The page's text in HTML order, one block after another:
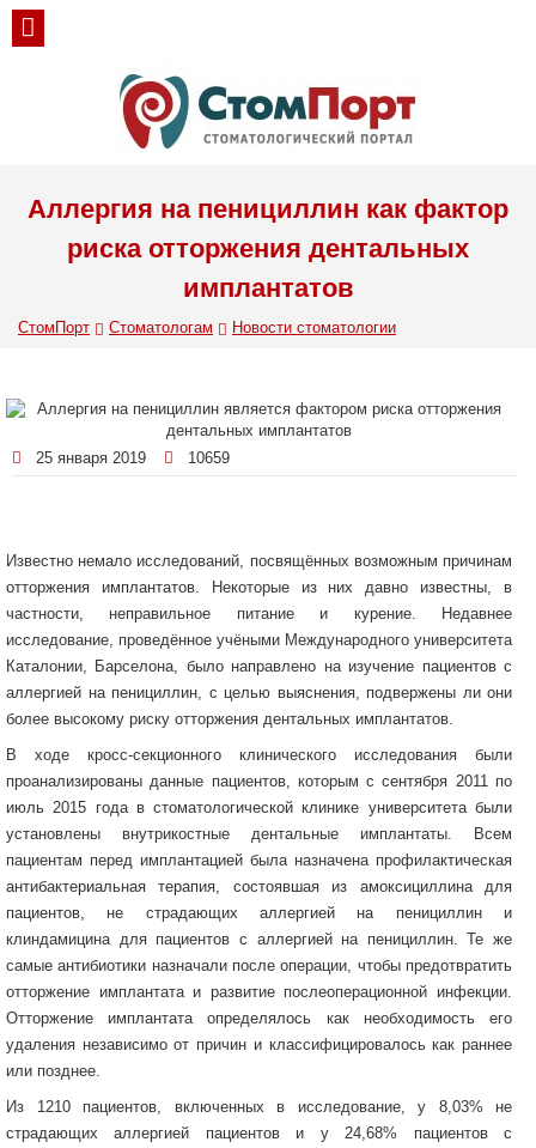
Аллергия на пенициллин как фактор
риска отторжения дентальных
имплантатов
СтомПорт Стоматологам Новости стоматологии
25 января 2019 10659
Известно немало исследований, посвящённых возможным причинам
отторжения имплантатов. Некоторые из них давно известны, в
частности, неправильное питание и курение. Недавнее
исследование, проведённое учёными Международного университета
Каталонии, Барселона, было направлено на изучение пациентов с
аллергией на пенициллин, с целью выяснения, подвержены ли они
более высокому риску отторжения дентальных имплантатов.
В ходе кросс-секционного клинического исследования были
проанализированы данные пациентов, которым с сентября 2011 по
июль 2015 года в стоматологической клинике университета были
установлены внутрикостные дентальные имплантаты. Всем
пациентам перед имплантацией была назначена профилактическая
антибактериальная терапия, состоявшая из амоксициллина для
пациентов, не страдающих аллергией на пенициллин и
клиндамицина для пациентов с аллергией на пенициллин. Те же
самые антибиотики назначали после операции, чтобы предотвратить
отторжение имплантата и развитие послеоперационной инфекции.
Отторжение имплантата определялось как необходимость его
удаления независимо от причин и классифицировалось как раннее
или позднее.
Из 1210 пациентов, включенных в исследование, у 8,03% не
страдающих аллергией пациентов и у 24,68% пациентов с